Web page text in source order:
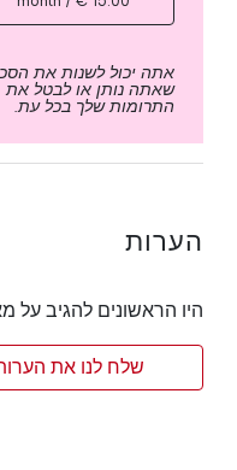
אתה יכול לשנות את
שאתה נותן או לבטל את
התרומות שלך בכל עת.
הערות
היו הראשונים להגיב על
שלח לנו את